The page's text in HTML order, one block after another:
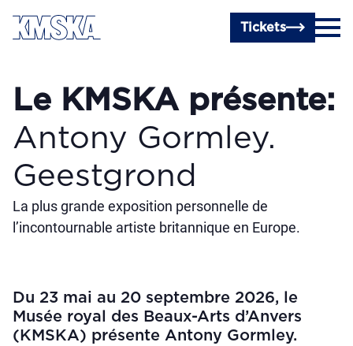
Passer au contenu principal
Tickets
Le KMSKA présente:
Antony Gormley.
Geestgrond
La plus grande exposition personnelle de
l’incontournable artiste britannique en Europe.
Du 23 mai au 20 septembre 2026, le
Musée royal des Beaux-Arts d’Anvers
(KMSKA) présente Antony Gormley.